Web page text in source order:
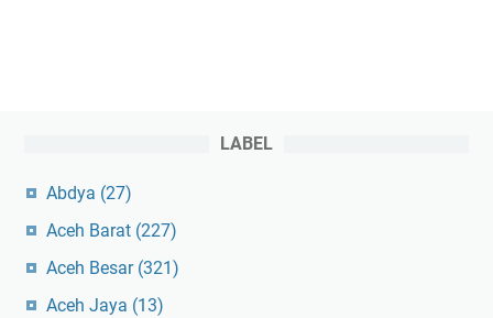
LABEL
Abdya (27)
Aceh Barat (227)
Aceh Besar (321)
Aceh Jaya (13)